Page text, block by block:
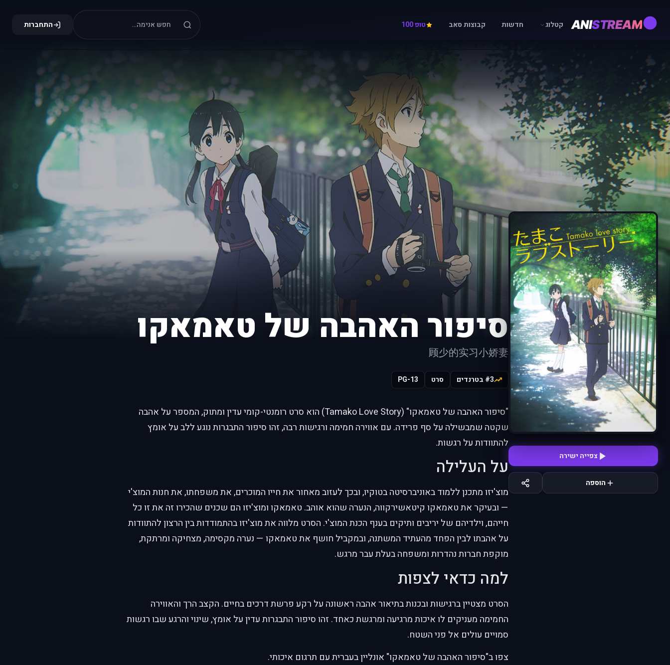
ANISTREAM קטלוג חדשות קבוצות סאב טופ 100 התחברות
צפייה ישירה
הוספה
סיפור האהבה של טאמאקו
顾少的实习小娇妻
#3 בטרנדים סרט PG-13
"סיפור האהבה של טאמאקו" (Tamako Love Story) הוא סרט רומנטי-קומי עדין ומתוק, המספר על אהבה
שקטה שמבשילה על סף פרידה. עם אווירה חמימה ורגישות רבה, זהו סיפור התבגרות נוגע ללב על אומץ
להתוודות על רגשות.
על העלילה
מוצ'יזו מתכנן ללמוד באוניברסיטה בטוקיו, ובכך לעזוב מאחור את חייו המוכרים, את משפחתו, את חנות המוצ'י
— ובעיקר את טאמאקו קיטאשירקווה, הנערה שהוא אוהב. טאמאקו ומוצ'יזו הם שכנים שהכירו זה את זו כל
חייהם, וילדיהם של יריבים ותיקים בענף הכנת המוצ'י. הסרט מלווה את מוצ'יזו בהתמודדות בין הרצון להתוודות
על אהבתו לבין הפחד מהעתיד המשתנה, ובמקביל חושף את טאמאקו — נערה מקסימה, מצחיקה ומרתקת,
מוקפת חברות נהדרות ומשפחה בעלת עבר מרגש.
למה כדאי לצפות
הסרט מצטיין ברגישות ובכנות בתיאור אהבה ראשונה על רקע פרשת דרכים בחיים. הקצב הרך והאווירה
החמימה מעניקים לו איכות מרגיעה ומרגשת כאחד. זהו סיפור התבגרות עדין על אומץ, שינוי והרגע שבו רגשות
סמויים עולים אל פני השטח.
צפו ב"סיפור האהבה של טאמאקו" אונליין בעברית עם תרגום איכותי.